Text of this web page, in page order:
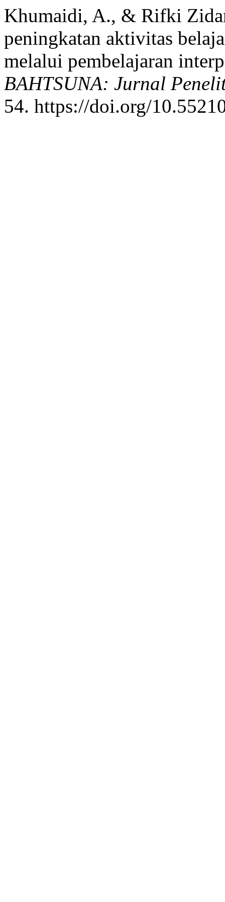
Khumaidi, A., & Rifki
peningkatan aktivitas
melalui pembelajaran
BAHTSUNA: Jurnal
54. https://doi.org/